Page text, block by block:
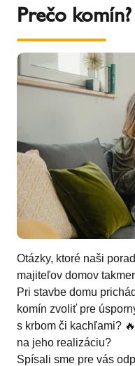
Prečo
Otázky, ktoré naši
majiteľov domov
Pri stavbe domu
komín zvoliť pre
s krbom či kachľami?
na jeho realizáciu?
Spísali sme pre vás